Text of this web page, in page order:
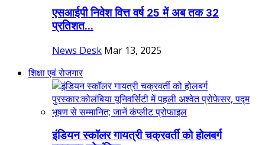
एसआईपी निवेश वित्त वर्ष 25 में अब तक 32
प्रतिशत...
News Desk Mar 13, 2025
शिक्षा एवं रोजगार
इंडियन स्कॉलर गायत्री चक्रवर्ती को होलबर्ग